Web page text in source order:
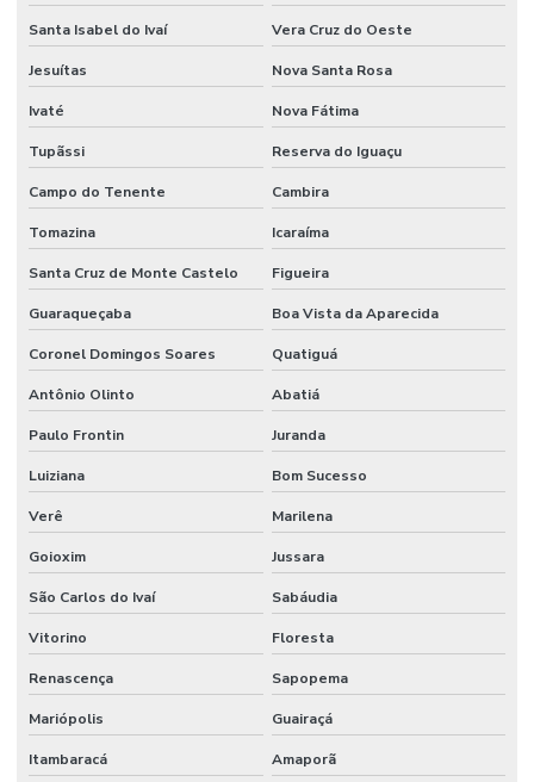
Santa Isabel do Ivaí Vera Cruz do Oeste
Jesuítas Nova Santa Rosa
Ivaté Nova Fátima
Tupãssi Reserva do Iguaçu
Campo do Tenente Cambira
Tomazina Icaraíma
Santa Cruz de Monte Castelo Figueira
Guaraqueçaba Boa Vista da Aparecida
Coronel Domingos Soares Quatiguá
Antônio Olinto Abatiá
Paulo Frontin Juranda
Luiziana Bom Sucesso
Verê Marilena
Goioxim Jussara
São Carlos do Ivaí Sabáudia
Vitorino Floresta
Renascença Sapopema
Mariópolis Guairaçá
Itambaracá Amaporã